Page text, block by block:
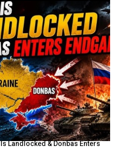
Landlocked & Donbas Enters